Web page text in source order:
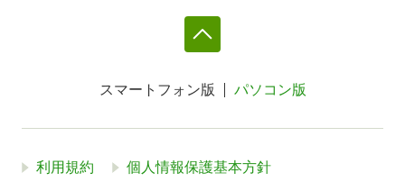
スマートフォン版 パソコン版
利用規約 個人情報保護基本方針